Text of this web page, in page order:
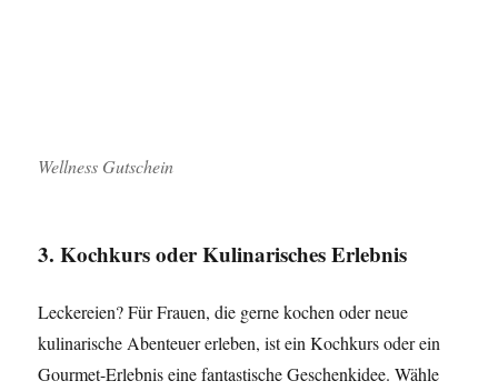
Wellness Gutschein
3. Kochkurs oder Kulinarisches Erlebnis
Leckereien? Für Frauen, die gerne kochen oder neue
kulinarische Abenteuer erleben, ist ein Kochkurs oder ein
Gourmet-Erlebnis eine fantastische Geschenkidee. Wähle